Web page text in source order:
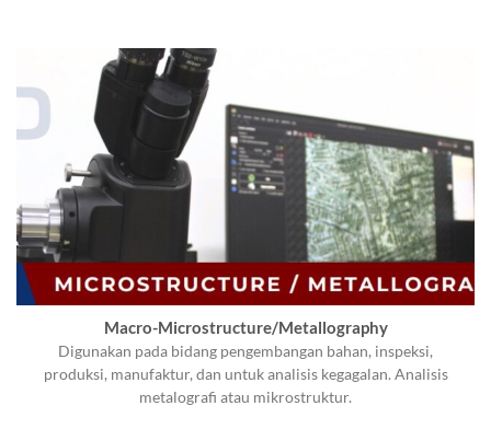
Macro-Microstructure/Metallography
Digunakan pada bidang pengembangan bahan, inspeksi,
produksi, manufaktur, dan untuk analisis kegagalan. Analisis
metalografi atau mikrostruktur.